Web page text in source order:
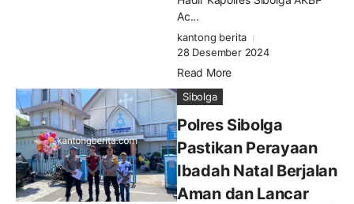
Ac...
kantong berita
28 Desember 2024
Read More
Sibolga
Polres Sibolga
Pastikan Perayaan
Ibadah Natal Berjalan
Aman dan Lancar